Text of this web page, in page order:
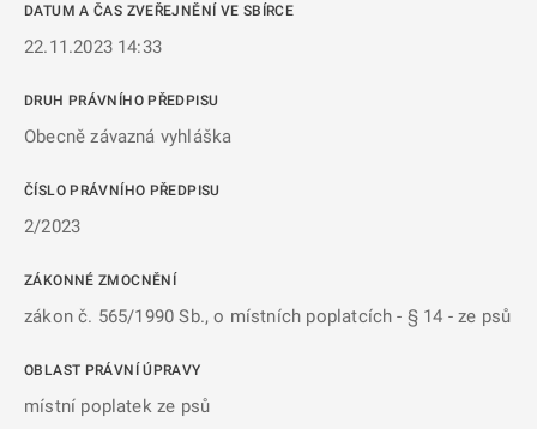
DATUM A ČAS ZVEŘEJNĚNÍ VE SBÍRCE
22.11.2023 14:33
DRUH PRÁVNÍHO PŘEDPISU
Obecně závazná vyhláška
ČÍSLO PRÁVNÍHO PŘEDPISU
2/2023
ZÁKONNÉ ZMOCNĚNÍ
zákon č. 565/1990 Sb., o místních poplatcích - § 14 - ze psů
OBLAST PRÁVNÍ ÚPRAVY
místní poplatek ze psů